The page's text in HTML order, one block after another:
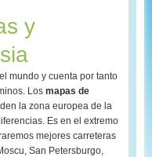
y
mundo y cuenta por tanto
Los mapas de
la zona europea de la
Es en el extremo
mejores carreteras
San Petersburgo,